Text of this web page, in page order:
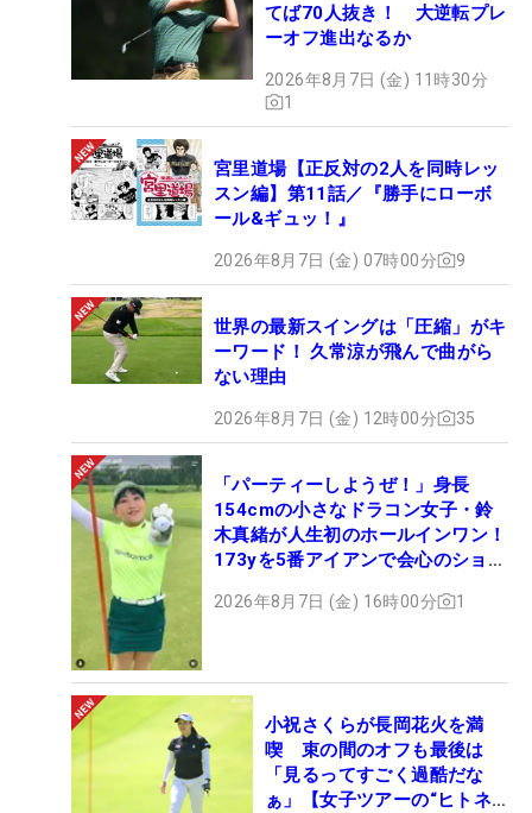
てば70人抜き！ 大逆転プレ
ーオフ進出なるか
2026年8月7日 (金) 11時30分
1
宮里道場【正反対の2人を同時レッ
スン編】第11話／『勝手にローボ
ール&ギュッ！』
2026年8月7日 (金) 07時00分 9
世界の最新スイングは「圧縮」がキ
ーワード！ 久常涼が飛んで曲がら
ない理由
2026年8月7日 (金) 12時00分 35
「パーティーしようぜ！」身長
154cmの小さなドラコン女子・鈴
木真緒が人生初のホールインワン！
173yを5番アイアンで会心のショッ
2026年8月7日 (金) 16時00分 1
小祝さくらが長岡花火を満
喫 束の間のオフも最後は
「見るってすごく過酷だな
ぁ」【女子ツアーの“ヒトネ